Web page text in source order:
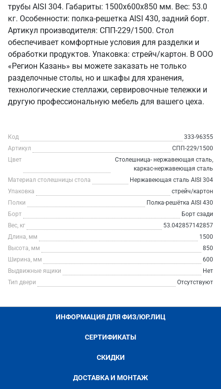
трубы AISI 304. Габариты: 1500x600x850 мм. Вес: 53.0
кг. Особенности: полка-решетка AISI 430, задний борт.
Артикул производителя: СПП-229/1500. Стол
обеспечивает комфортные условия для разделки и
обработки продуктов. Упаковка: стрейч/картон. В ООО
«Регион Казань» вы можете заказать не только
разделочные столы, но и шкафы для хранения,
технологические стеллажи, сервировочные тележки и
другую профессиональную мебель для вашего цеха.
Код
333-96355
Артикул
СПП-229/1500
Цвет
Столешница- нержавеющая сталь,
каркас-нержавеющая сталь
Материал столешницы стола
Нержавеющая сталь AISI 304
Упаковка
стрейч/картон
Полки
Полка-решётка AISI 430
Борт
Борт сзади
Вес, кг
53.042857142857
Длина, мм
1500
Высота, мм
850
Ширина, мм
600
Выдвижные ящики
Нет
Тип двери
Отсутствуют
ИНФОРМАЦИЯ ДЛЯ ФИЗ/ЮР.ЛИЦ
СЕРТИФИКАТЫ
СКИДКИ
ДОСТАВКА И МОНТАЖ